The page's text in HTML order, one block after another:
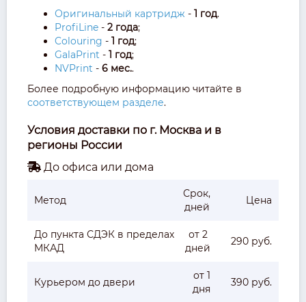
Оригинальный картридж - 1 год.
ProfiLine - 2 года;
Colouring - 1 год;
GalaPrint - 1 год;
NVPrint - 6 мес..
Более подробную информацию читайте в
соответствующем разделе.
Условия доставки по г. Москва и в
регионы России
До офиса или дома
Метод
Срок,
дней
Цена
До пункта СДЭК в пределах
МКАД
от 2
дней
290 руб.
Курьером до двери
от 1
дня
390 руб.